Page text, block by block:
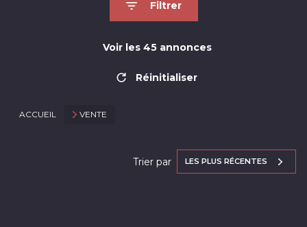
Filtrer
Voir les 45annonces
Réinitialiser
ACCUEIL VENTE
Trier par LES PLUS RÉCENTES